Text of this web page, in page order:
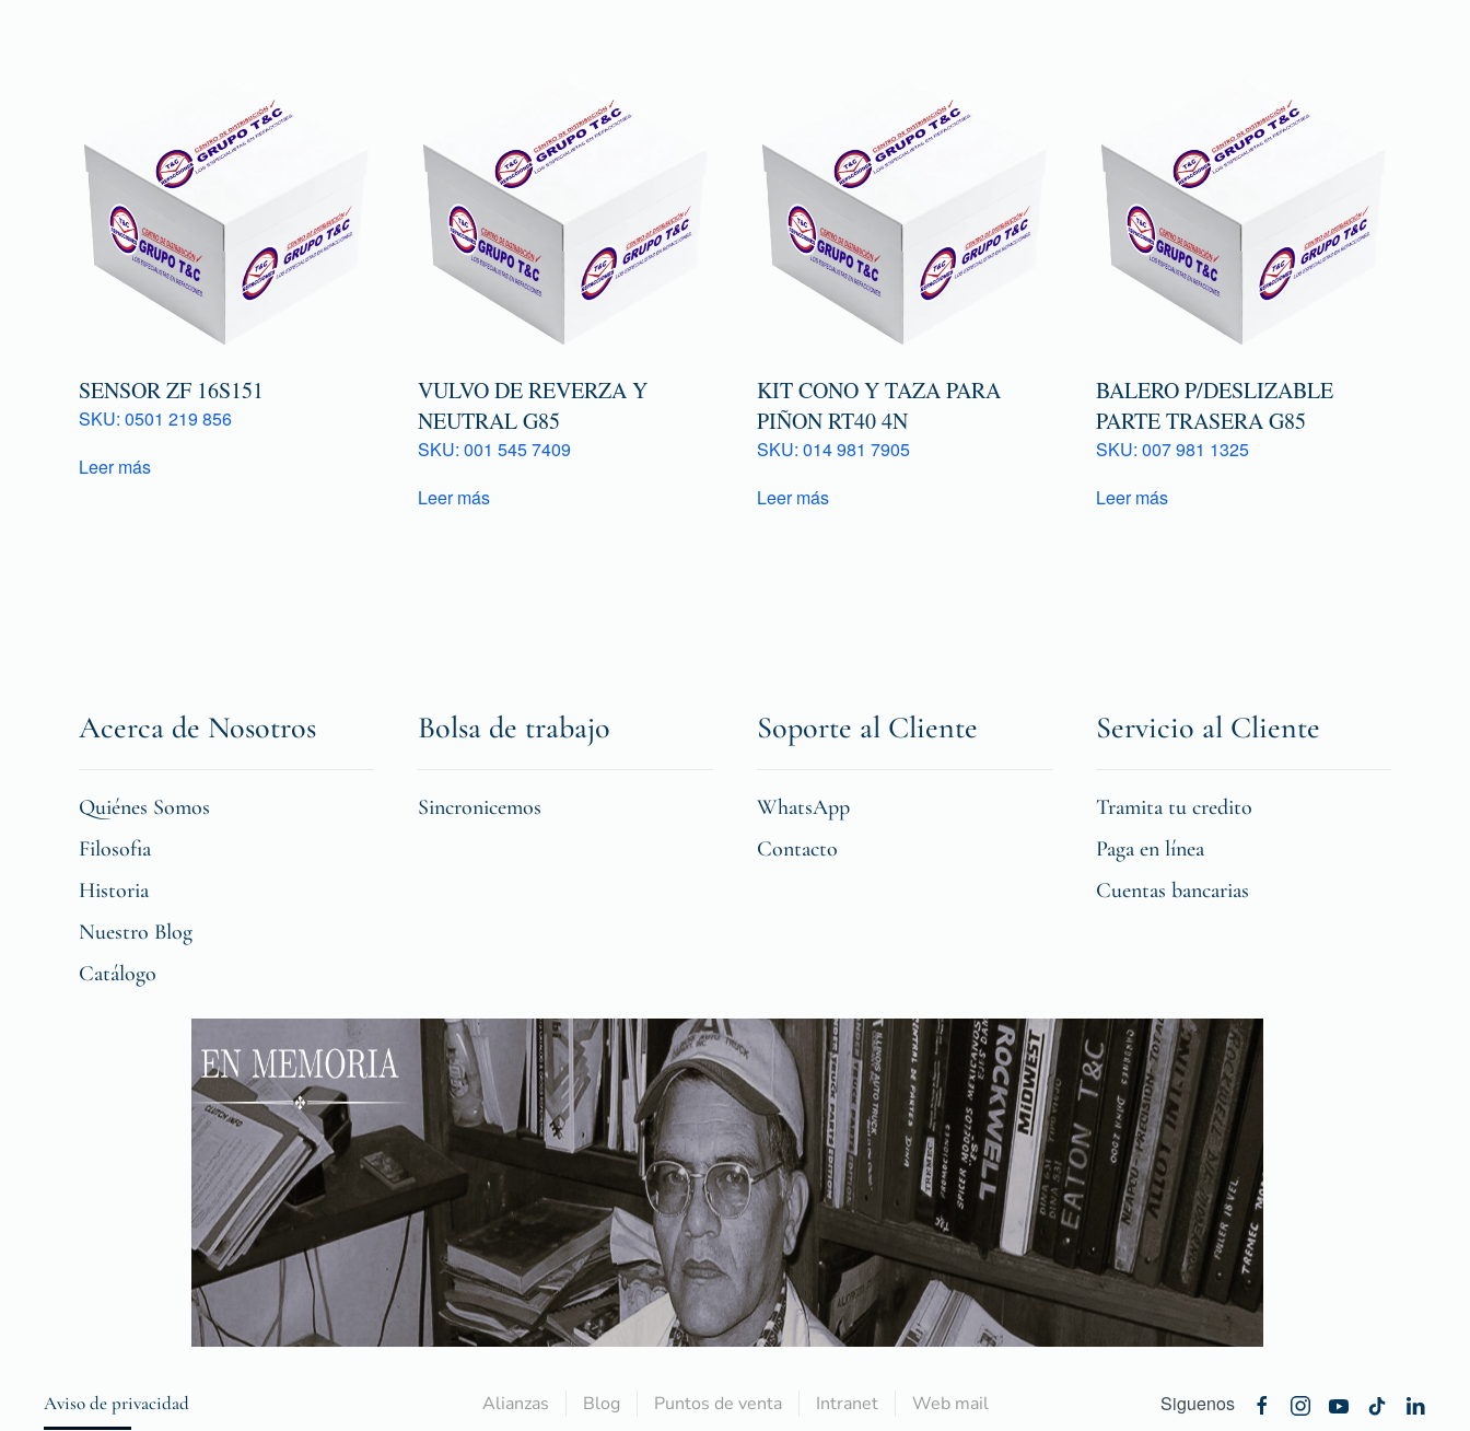
SENSOR ZF 16S151
SKU: 0501 219 856
Leer más
VULVO DE REVERZA Y
NEUTRAL G85
SKU: 001 545 7409
Leer más
KIT CONO Y TAZA PARA
PIÑON RT40 4N
SKU: 014 981 7905
Leer más
BALERO P/DESLIZABLE
PARTE TRASERA G85
SKU: 007 981 1325
Leer más
Acerca de Nosotros
Quiénes Somos
Filosofia
Historia
Nuestro Blog
Catálogo
Bolsa de trabajo
Sincronicemos
Soporte al Cliente
WhatsApp
Contacto
Servicio al Cliente
Tramita tu credito
Paga en línea
Cuentas bancarias
Aviso de privacidad Alianzas Blog Puntos de venta Intranet Web mail Siguenos